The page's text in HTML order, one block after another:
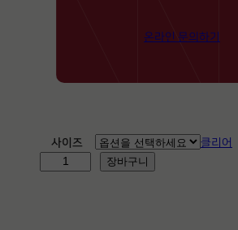
온라인 문의하기
사이즈
클리어
장바구니